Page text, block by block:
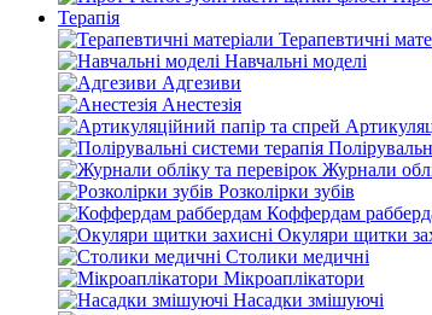
Терапія
Терапевтичні
Навчальні моделі
Адгезиви
Анестезія
Журнали
Розколірки зубів
Коффердам
Окуляри щитки
Столики медичні
Мікроаплікатори
Насадки змішуючі